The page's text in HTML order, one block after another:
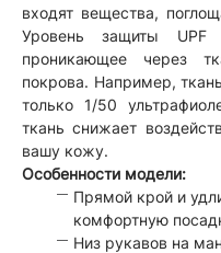
входят вещества,
Уровень защиты
проникающее через
покрова. Например,
только 1/50
ткань снижает
вашу кожу.
Особенности модели:
Прямой крой и
комфортную
Низ рукавов на